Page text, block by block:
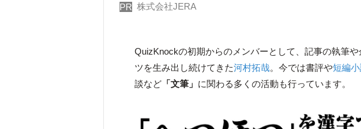
PR 株式会社JERA
QuizKnockの初期からのメンバーとして、記事の執筆
ツを生み出し続けてきた河村拓哉。今では書評や短編
談など 「文筆」 に関わる多くの活動も行っています。